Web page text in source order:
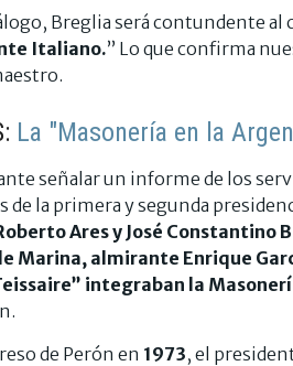
Breglia será contundente al
Italiano.” Lo que confirma
La "Masonería en la
señalar un informe de los
de la primera y segunda
Ares y José
Marina, almirante Enrique
integraban la
de Perón en 1973, el